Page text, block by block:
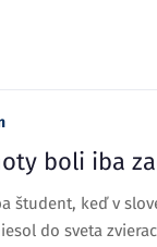
boli iba
študent, keď v
do sveta